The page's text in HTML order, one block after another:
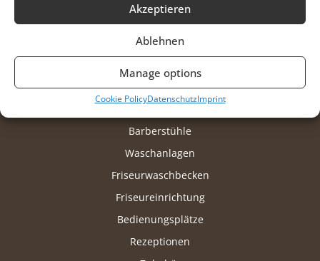
Akzeptieren
Ablehnen
Manage options
Cookie PolicyDatenschutzImprint
Produkte
Friseurstühle
Barberstühle
Waschanlagen
Friseurwaschbecken
Friseureinrichtung
Bedienungsplätze
Rezeptionen